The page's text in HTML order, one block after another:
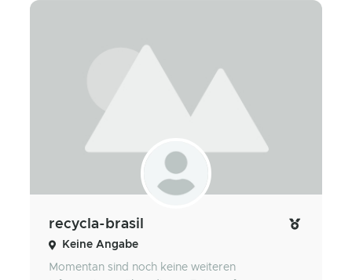
recycla-brasil
Keine Angabe
Momentan sind noch keine weiteren